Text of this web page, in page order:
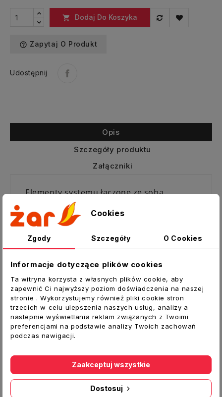
 Dodaj Do Koszyka
help_outline Zapytaj O Produkt
Udostępnij
Opis
Szczegóły produktu
Załączniki
Elementy systemu łączone ze sobą
kielichowo
WC-RP150/0,25-CZ2
Rura czarna RP
do odprowadzania spalin z kominków i
urządzeń grzewczych na paliwa stałe,
pracujących bez kondensacji, gdzie
temperatura spalin może dochodzić do
1000[ºC].Pokryta z zewnątrz farbą
żaroodporną Senotherm.
Rura prosta
Średnica [mm]:150
0,25
Cookies
Zgody Szczegóły O Cookies
Informacje dotyczące plików cookies
Ta witryna korzysta z własnych plików cookie, aby
zapewnić Ci najwyższy poziom doświadczenia na naszej
stronie . Wykorzystujemy również pliki cookie stron
trzecich w celu ulepszenia naszych usług, analizy a
nastepnie wyświetlania reklam związanych z Twoimi
preferencjami na podstawie analizy Twoich zachowań
podczas nawigacji.
Dostosuj
Zaakceptuj wszystkie